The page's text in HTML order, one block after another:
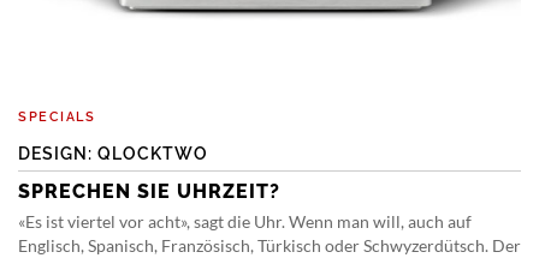
SPECIALS
DESIGN: QLOCKTWO
SPRECHEN SIE UHRZEIT?
«Es ist viertel vor acht», sagt die Uhr. Wenn man will, auch auf
Englisch, Spanisch, Französisch, Türkisch oder Schwyzerdütsch. Der